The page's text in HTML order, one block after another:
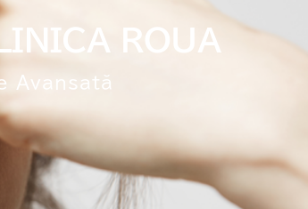
ROUA
Avansată